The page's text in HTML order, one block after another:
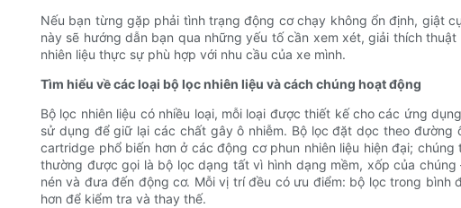
Nếu bạn từng gặp phải tình trạng động cơ chạy không ổn định, giật
này sẽ hướng dẫn bạn qua những yếu tố cần xem xét, giải thích
nhiên liệu thực sự phù hợp với nhu cầu của xe mình.
Tìm hiểu về các loại bộ lọc nhiên liệu và cách chúng hoạt động
Bộ lọc nhiên liệu có nhiều loại, mỗi loại được thiết kế cho các ứng
sử dụng để giữ lại các chất gây ô nhiễm. Bộ lọc đặt dọc theo
cartridge phổ biến hơn ở các động cơ phun nhiên liệu hiện đại;
thường được gọi là bộ lọc dạng tất vì hình dạng mềm, xốp của
nén và đưa đến động cơ. Mỗi vị trí đều có ưu điểm: bộ lọc trong
hơn để kiểm tra và thay thế.